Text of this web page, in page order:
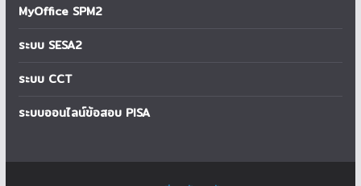
MyOffice SPM2
ระบบ SESA2
ระบบ CCT
ระบบออนไลน์ข้อสอบ PISA